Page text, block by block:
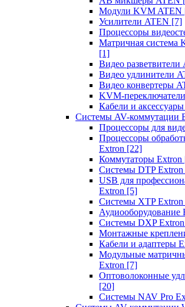
Модули KVM ATEN
Усилители ATEN [7]
Процессоры
Матричная система
[1]
Видео разветвители
Видео удлинители
Видео конвертеры
KVM-
Кабели и
Системы AV-коммутации
Процессоры для
Процессоры
Extron [22]
Коммутаторы Extron
Системы DTP Extron
USB для
Extron [5]
Системы XTP Extron
Аудиооборудование
Системы DXP Extron
Монтажные
Кабели и адаптеры
Модульные
Extron [7]
Оптоволоконные
[20]
Системы NAV Pro